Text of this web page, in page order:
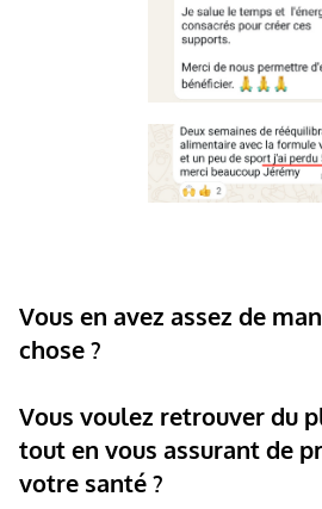
Vous en avez assez de
chose ?
Vous voulez retrouver du
tout en vous assurant de
votre santé ?